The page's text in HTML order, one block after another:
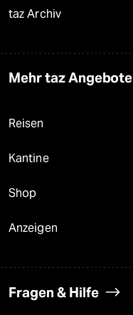
taz Archiv
Mehr taz Angebote
Reisen
Kantine
Shop
Anzeigen
Fragen & Hilfe